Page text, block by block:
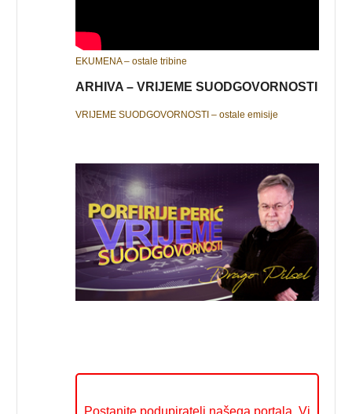
EKUMENA – ostale tribine
ARHIVA – VRIJEME SUODGOVORNOSTI
VRIJEME SUODGOVORNOSTI – ostale emisije
Postanite podupiratelj našega portala. Vi